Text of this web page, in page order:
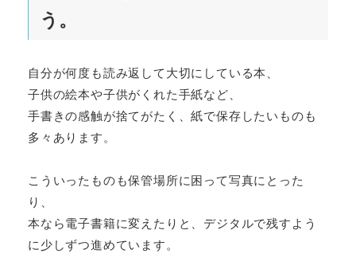
う。
自分が何度も読み返して大切にしている本、
子供の絵本や子供がくれた手紙など、
手書きの感触が捨てがたく、紙で保存したいものも
多々あります。
こういったものも保管場所に困って写真にとった
り、
本なら電子書籍に変えたりと、デジタルで残すよう
に少しずつ進めています。